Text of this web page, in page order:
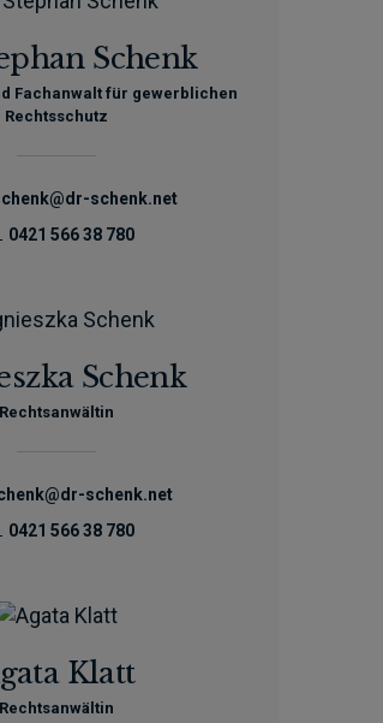
Schenk
Fachanwalt für gewerblichen
Rechtsschutz
schenk.net
0421 566 38 780
Schenk
Rechtsanwältin
schenk.net
0421 566 38 780
Klatt
Rechtsanwältin